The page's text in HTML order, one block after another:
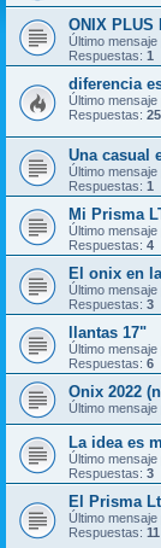
ONIX PLUS
Último mensaje
Respuestas: 1
diferencia
Último mensaje
Respuestas: 25
Una casual
Último mensaje
Respuestas: 1
Mi Prisma
Último mensaje
Respuestas: 4
El onix en
Último mensaje
Respuestas: 3
llantas 17"
Último mensaje
Respuestas: 6
Onix 2022
Último mensaje
La idea es
Último mensaje
Respuestas: 3
El Prisma
Último mensaje
Respuestas: 11